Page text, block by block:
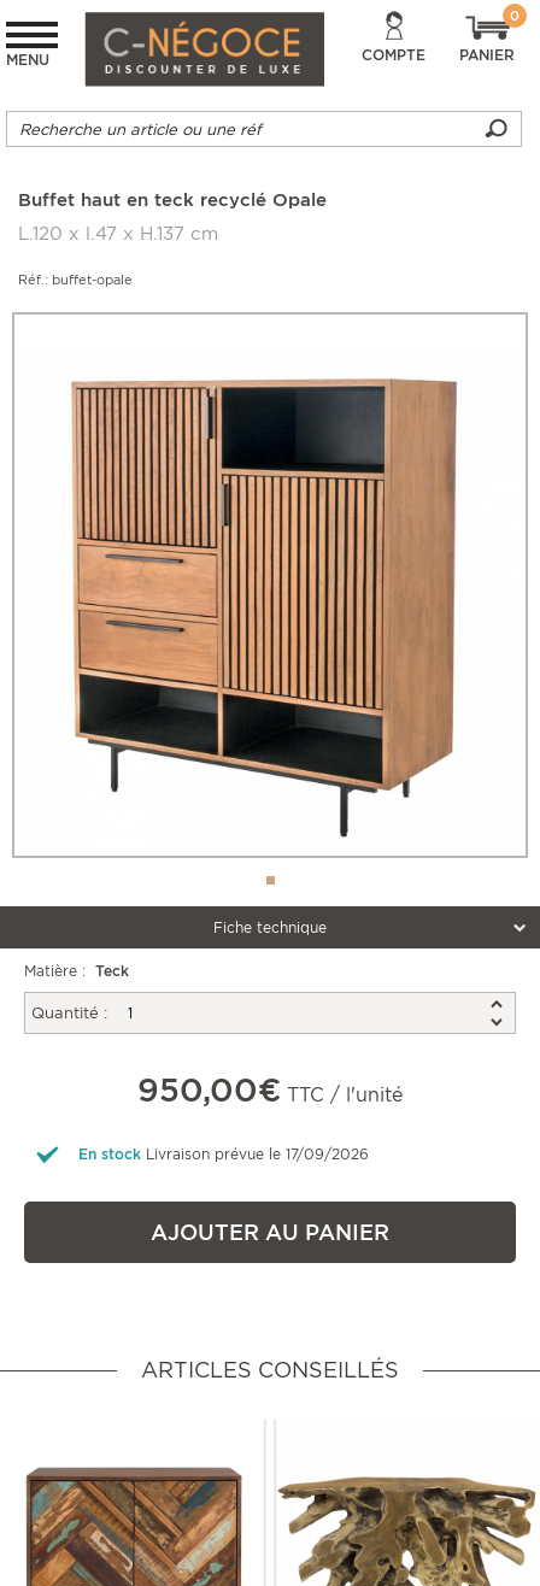
MENU COMPTE PANIER
0
Buffet haut en teck recyclé Opale
L.120 x l.47 x H.137 cm
Réf.: buffet-opale
Fiche technique
Matière : Teck
Quantité :
950,00€ TTC / l'unité
En stock Livraison prévue le 17/09/2026
AJOUTER AU PANIER
ARTICLES CONSEILLÉS